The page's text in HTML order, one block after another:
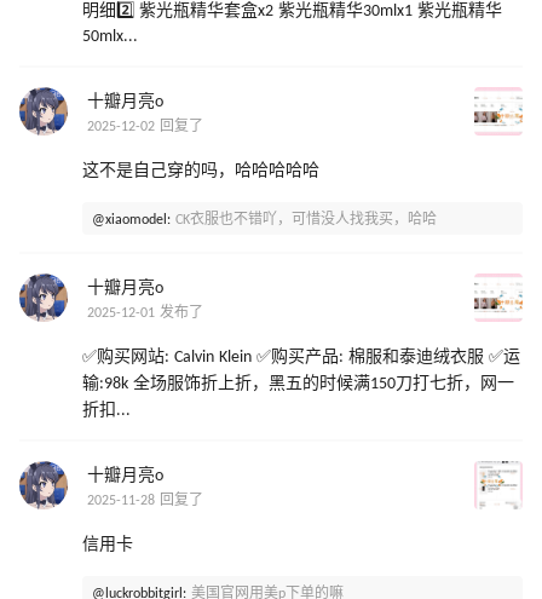
明细2️⃣ 紫光瓶精华套盒x2 紫光瓶精华30mlx1 紫光瓶精华
50mlx...
十瓣月亮o
2025-12-02 回复了
这不是自己穿的吗，哈哈哈哈哈
@xiaomodel: CK衣服也不错吖，可惜没人找我买，哈哈
十瓣月亮o
2025-12-01 发布了
✅购买网站: Calvin Klein ✅购买产品: 棉服和泰迪绒衣服 ✅运
输:98k 全场服饰折上折，黑五的时候满150刀打七折，网一
折扣...
十瓣月亮o
2025-11-28 回复了
信用卡
@luckrobbitgirl: 美国官网用美p下单的嘛